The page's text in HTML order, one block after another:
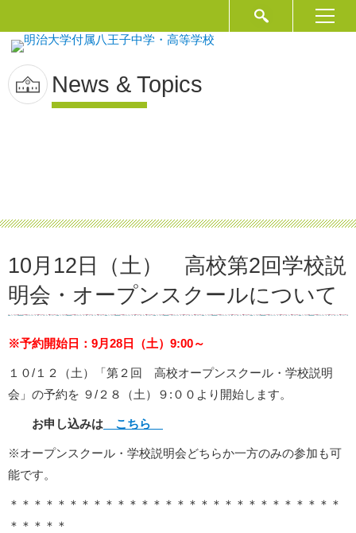
News & Topics
10月12日（土） 高校第2回学校説
明会・オープンスクールについて
※予約開始日：9月28日（土）9:00～
１０/１２（土）「第２回 高校オープンスクール・学校説明
会」の予約を ９/２８（土）９:００より開始します。
お申し込みは こちら
※オープンスクール・学校説明会どちらか一方のみの参加も可
能です。
＊＊＊＊＊＊＊＊＊＊＊＊＊＊＊＊＊＊＊＊＊＊＊＊＊＊＊＊
＊＊＊＊＊